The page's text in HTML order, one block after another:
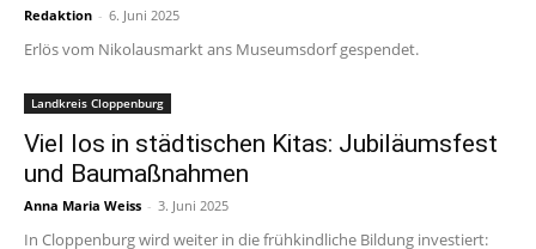
Redaktion - 6. Juni 2025
Erlös vom Nikolausmarkt ans Museumsdorf gespendet.
Landkreis Cloppenburg
Viel los in städtischen Kitas: Jubiläumsfest
und Baumaßnahmen
Anna Maria Weiss - 3. Juni 2025
In Cloppenburg wird weiter in die frühkindliche Bildung investiert: